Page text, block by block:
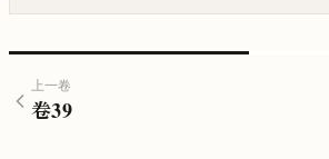
上一卷
卷39